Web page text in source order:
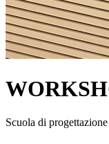
Scuola di